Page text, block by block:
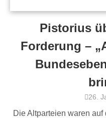
Pistorius
Forderung –
26.
Die Altparteien waren